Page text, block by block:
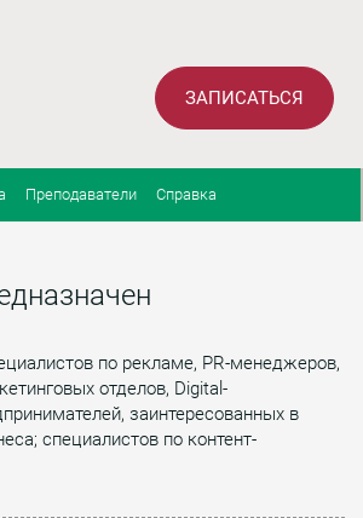
ЗАПИСАТЬСЯ
Преподаватели Справка
по рекламе, PR-менеджеров,
отделов, Digital-
заинтересованных в
специалистов по контент-